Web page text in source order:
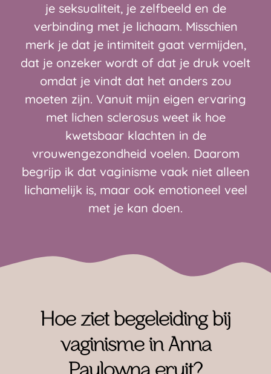
je seksualiteit, je zelfbeeld en de
verbinding met je lichaam. Misschien
merk je dat je intimiteit gaat vermijden,
dat je onzeker wordt of dat je druk voelt
omdat je vindt dat het anders zou
moeten zijn. Vanuit mijn eigen ervaring
met lichen sclerosus weet ik hoe
kwetsbaar klachten in de
vrouwengezondheid voelen. Daarom
begrijp ik dat vaginisme vaak niet alleen
lichamelijk is, maar ook emotioneel veel
met je kan doen.
Hoe ziet begeleiding bij
vaginisme in Anna